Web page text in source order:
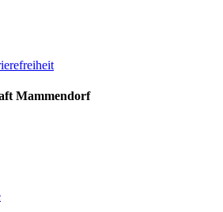
Mammendorf